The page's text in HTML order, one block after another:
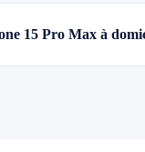
15 Pro Max à